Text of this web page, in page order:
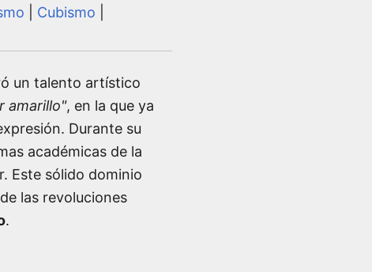
Cubismo
un talento artístico
amarillo", en la que ya
Durante su
académicas de la
Este sólido dominio
las revoluciones
.